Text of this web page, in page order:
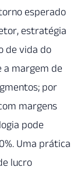
esperado
estratégia
de vida do
a margem de
por
margens
pode
Uma prática
lucro